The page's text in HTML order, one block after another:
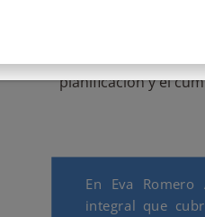
La correcta
para evitar
fluida de bienes.
planificación y el
En Eva Romero
integral que